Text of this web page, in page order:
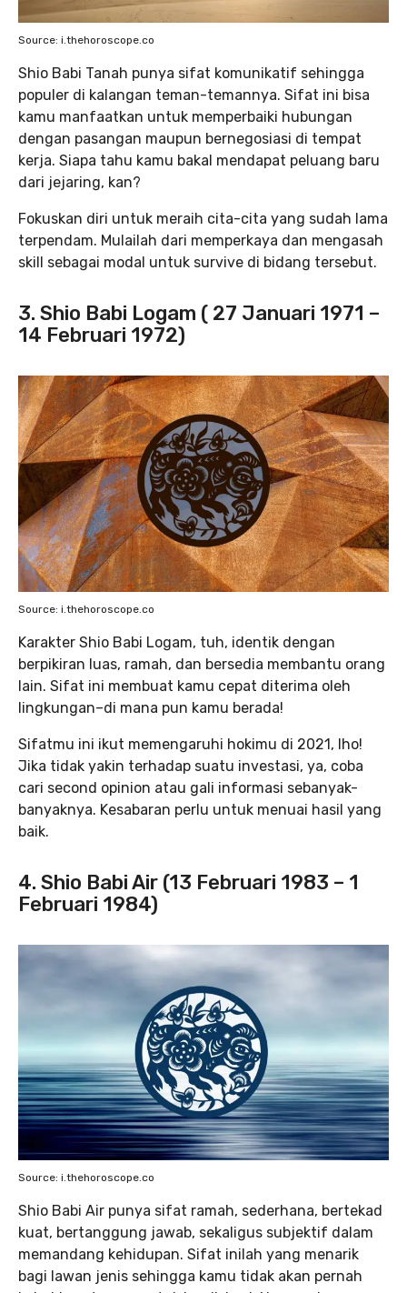
Source: i.thehoroscope.co
Shio Babi Tanah punya sifat komunikatif sehingga
populer di kalangan teman-temannya. Sifat ini bisa
kamu manfaatkan untuk memperbaiki hubungan
dengan pasangan maupun bernegosiasi di tempat
kerja. Siapa tahu kamu bakal mendapat peluang baru
dari jejaring, kan?
Fokuskan diri untuk meraih cita-cita yang sudah lama
terpendam. Mulailah dari memperkaya dan mengasah
skill sebagai modal untuk survive di bidang tersebut.
3. Shio Babi Logam ( 27 Januari 1971 –
14 Februari 1972)
Source: i.thehoroscope.co
Karakter Shio Babi Logam, tuh, identik dengan
berpikiran luas, ramah, dan bersedia membantu orang
lain. Sifat ini membuat kamu cepat diterima oleh
lingkungan–di mana pun kamu berada!
Sifatmu ini ikut memengaruhi hokimu di 2021, lho!
Jika tidak yakin terhadap suatu investasi, ya, coba
cari second opinion atau gali informasi sebanyak-
banyaknya. Kesabaran perlu untuk menuai hasil yang
baik.
4. Shio Babi Air (13 Februari 1983 – 1
Februari 1984)
Source: i.thehoroscope.co
Shio Babi Air punya sifat ramah, sederhana, bertekad
kuat, bertanggung jawab, sekaligus subjektif dalam
memandang kehidupan. Sifat inilah yang menarik
bagi lawan jenis sehingga kamu tidak akan pernah